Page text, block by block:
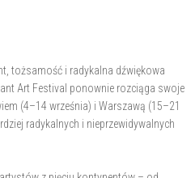
tożsamość i radykalna dźwiękowa
Art Festival ponownie rozciąga swoje
(4–14 września) i Warszawą (15–21
radykalnych i nieprzewidywalnych